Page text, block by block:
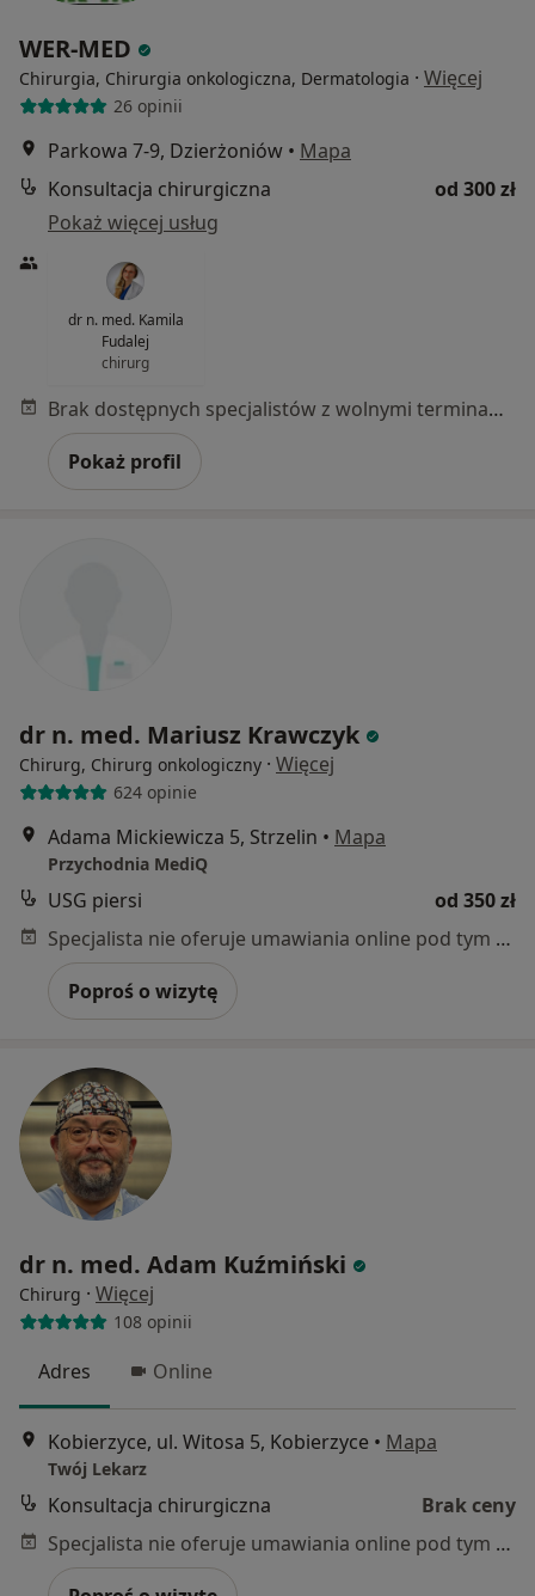
WER-MED
Chirurgia, Chirurgia onkologiczna, Dermatologia · Więcej
26 opinii
Parkowa 7-9, Dzierżoniów • Mapa
Konsultacja chirurgiczna
od 300 zł
Pokaż więcej usług
dr n. med. Kamila
Fudalej
chirurg
Brak dostępnych specjalistów z wolnymi terminami w tym centrum medycznym.
Pokaż profil
dr n. med. Mariusz Krawczyk
Chirurg, Chirurg onkologiczny · Więcej
624 opinie
Adama Mickiewicza 5, Strzelin • Mapa
Przychodnia MediQ
USG piersi
od 350 zł
Specjalista nie oferuje umawiania online pod tym adresem.
Poproś o wizytę
dr n. med. Adam Kuźmiński
Chirurg · Więcej
108 opinii
Adres Online
Kobierzyce, ul. Witosa 5, Kobierzyce • Mapa
Twój Lekarz
Konsultacja chirurgiczna
Brak ceny
Specjalista nie oferuje umawiania online pod tym adresem.